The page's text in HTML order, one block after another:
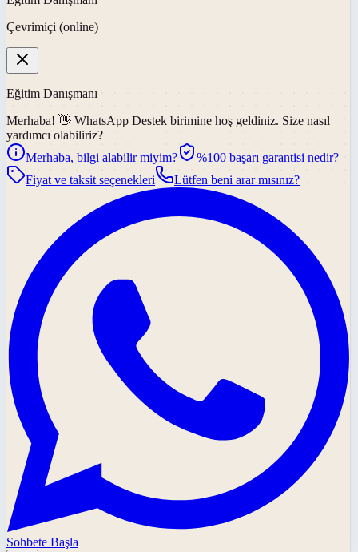
Çevrimiçi (online)
Eğitim Danışmanı
Merhaba! 👋 WhatsApp Destek birimine hoş geldiniz. Size nasıl
yardımcı olabiliriz?
Merhaba, bilgi alabilir miyim?
%100 başarı garantisi nedir?
Fiyat ve taksit seçenekleri
Lütfen beni arar mısınız?
Sohbete Başla